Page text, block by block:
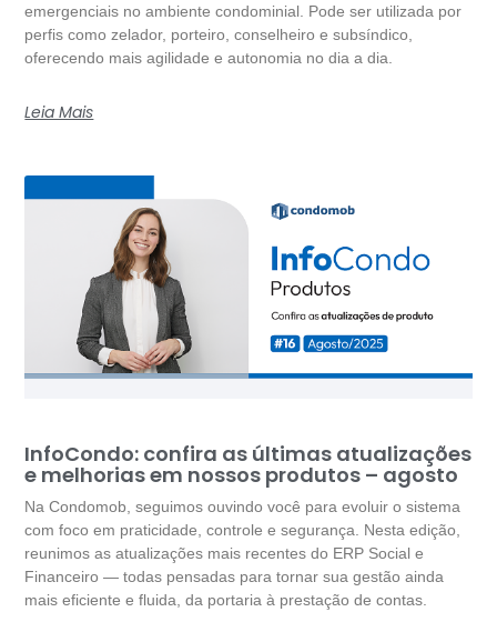
emergenciais no ambiente condominial. Pode ser utilizada por
perfis como zelador, porteiro, conselheiro e subsíndico,
oferecendo mais agilidade e autonomia no dia a dia.
Leia Mais
InfoCondo: confira as últimas atualizações
e melhorias em nossos produtos – agosto
Na Condomob, seguimos ouvindo você para evoluir o sistema
com foco em praticidade, controle e segurança. Nesta edição,
reunimos as atualizações mais recentes do ERP Social e
Financeiro — todas pensadas para tornar sua gestão ainda
mais eficiente e fluida, da portaria à prestação de contas.